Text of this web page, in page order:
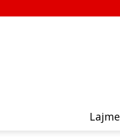
Lajme